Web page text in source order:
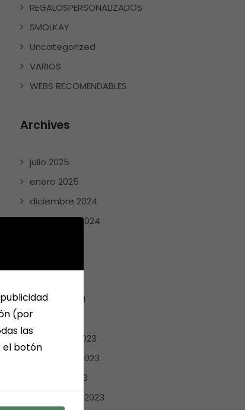
REGALOSPERSONALIZADOS
SMOLKAY
Uncategorized
VARIOS
WEBS RECOMENDABLES
Archives
julio 2025
enero 2025
diciembre 2024
noviembre 2024
febrero 2024
enero 2024
diciembre 2023
noviembre 2023
octubre 2023
septiembre 2023
(por
las
el botón